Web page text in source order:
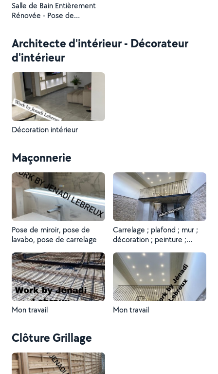
Salle de Bain Entièrement
Rénovée - Pose de
lavabo - Création de niche
Architecte d'intérieur - Décorateur
d'intérieur
Décoration intérieur
Maçonnerie
Pose de miroir, pose de
lavabo, pose de carrelage
Carrelage ; plafond ; mur ;
décoration ; peinture ;
Mon travail Mon travail
Clôture Grillage